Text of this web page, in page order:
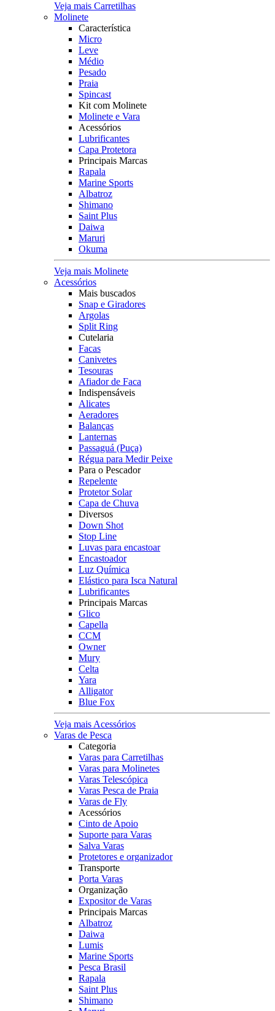
Veja mais Carretilhas
Molinete
Característica
Micro
Leve
Médio
Pesado
Praia
Spincast
Kit com Molinete
Molinete e Vara
Acessórios
Lubrificantes
Capa Protetora
Principais Marcas
Rapala
Marine Sports
Albatroz
Shimano
Saint Plus
Daiwa
Maruri
Okuma
Veja mais Molinete
Acessórios
Mais buscados
Snap e Giradores
Argolas
Split Ring
Cutelaria
Facas
Canivetes
Tesouras
Afiador de Faca
Indispensáveis
Alicates
Aeradores
Balanças
Lanternas
Passaguá (Puça)
Régua para Medir Peixe
Para o Pescador
Repelente
Protetor Solar
Capa de Chuva
Diversos
Down Shot
Stop Line
Luvas para encastoar
Encastoador
Luz Química
Elástico para Isca Natural
Lubrificantes
Principais Marcas
Glico
Capella
CCM
Owner
Mury
Celta
Yara
Alligator
Blue Fox
Veja mais Acessórios
Varas de Pesca
Categoria
Varas para Carretilhas
Varas para Molinetes
Varas Telescópica
Varas Pesca de Praia
Varas de Fly
Acessórios
Cinto de Apoio
Suporte para Varas
Salva Varas
Protetores e organizador
Transporte
Porta Varas
Organização
Expositor de Varas
Principais Marcas
Albatroz
Daiwa
Lumis
Marine Sports
Pesca Brasil
Rapala
Saint Plus
Shimano